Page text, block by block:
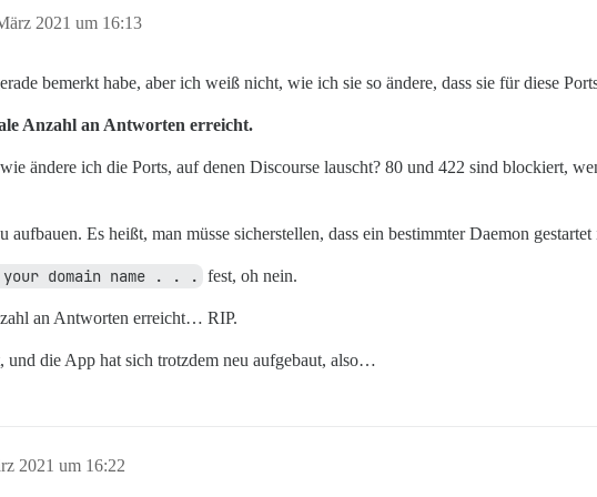
2021 um 16:13
bemerkt habe, aber ich weiß nicht, wie ich sie so ändere, dass sie für diese
Anzahl an Antworten erreicht.
ändere ich die Ports, auf denen Discourse lauscht? 80 und 422 sind blockiert,
Es heißt, man müsse sicherstellen, dass ein bestimmter Daemon gestartet
your domain name . . . fest, oh nein.
an Antworten erreicht… RIP.
und die App hat sich trotzdem neu aufgebaut, also…
2021 um 16:22